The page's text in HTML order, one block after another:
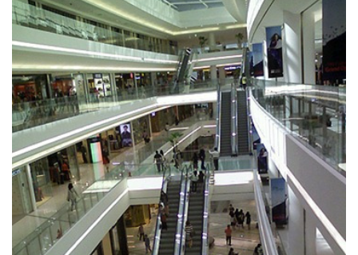
도 탐이 나긴 하는데 요즘 자꾸 이것저것 지를 것들이 생겨서 어떻게
될는지 모르겠네요.